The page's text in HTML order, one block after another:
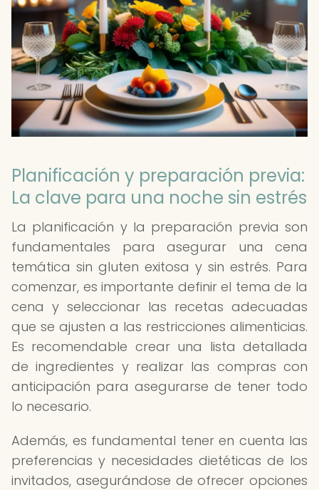
Planificación y preparación previa:
La clave para una noche sin estrés
La planificación y la preparación previa son
fundamentales para asegurar una cena
temática sin gluten exitosa y sin estrés. Para
comenzar, es importante definir el tema de la
cena y seleccionar las recetas adecuadas
que se ajusten a las restricciones alimenticias.
Es recomendable crear una lista detallada
de ingredientes y realizar las compras con
anticipación para asegurarse de tener todo
lo necesario.
Además, es fundamental tener en cuenta las
preferencias y necesidades dietéticas de los
invitados, asegurándose de ofrecer opciones